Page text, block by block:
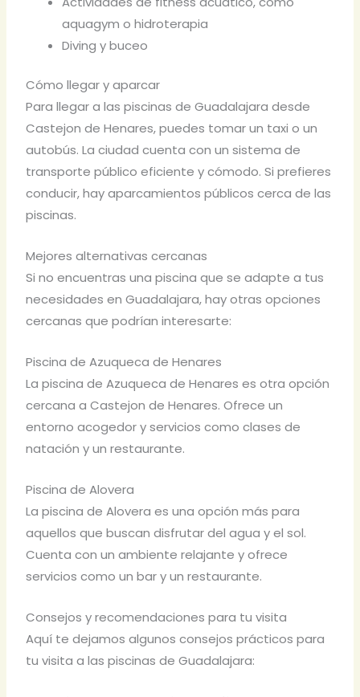
aquagym o hidroterapia
Diving y buceo
Cómo llegar y aparcar
Para llegar a las piscinas de Guadalajara desde
Castejon de Henares, puedes tomar un taxi o un
autobús. La ciudad cuenta con un sistema de
transporte público eficiente y cómodo. Si prefieres
conducir, hay aparcamientos públicos cerca de las
piscinas.
Mejores alternativas cercanas
Si no encuentras una piscina que se adapte a tus
necesidades en Guadalajara, hay otras opciones
cercanas que podrían interesarte:
Piscina de Azuqueca de Henares
La piscina de Azuqueca de Henares es otra opción
cercana a Castejon de Henares. Ofrece un
entorno acogedor y servicios como clases de
natación y un restaurante.
Piscina de Alovera
La piscina de Alovera es una opción más para
aquellos que buscan disfrutar del agua y el sol.
Cuenta con un ambiente relajante y ofrece
servicios como un bar y un restaurante.
Consejos y recomendaciones para tu visita
Aquí te dejamos algunos consejos prácticos para
tu visita a las piscinas de Guadalajara: